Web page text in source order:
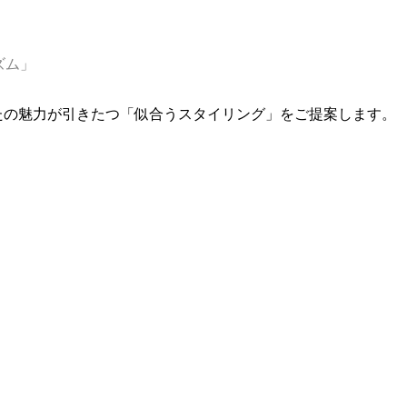
」
魅力が引きたつ「似合うスタイリング」をご提案します。